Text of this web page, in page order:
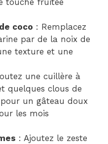
touche fruitée
coco : Remplacez
par de la noix de
texture et une
une cuillère à
quelques clous de
un gâteau doux
les mois
: Ajoutez le zeste